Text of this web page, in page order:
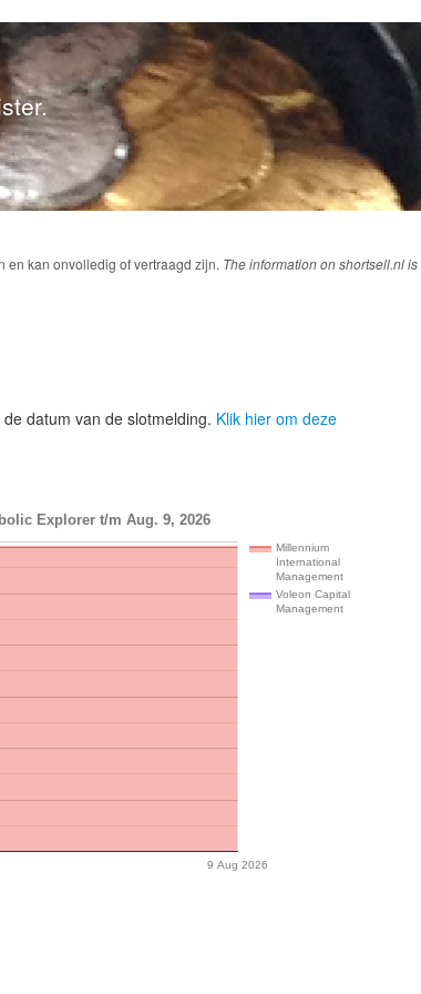
kan onvolledig of vertraagd zijn. The information on shortsell.nl
datum van de slotmelding. Klik hier om deze
Explorer t/m Aug. 9, 2026
Millennium
International
Management
Voleon Capital
Management
9 Aug 2026